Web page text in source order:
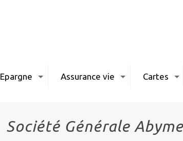
Epargne Assurance vie Cartes
Société Générale